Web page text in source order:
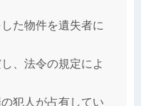
た物件を遺失者に
、法令の規定によ
犯人が占有してい